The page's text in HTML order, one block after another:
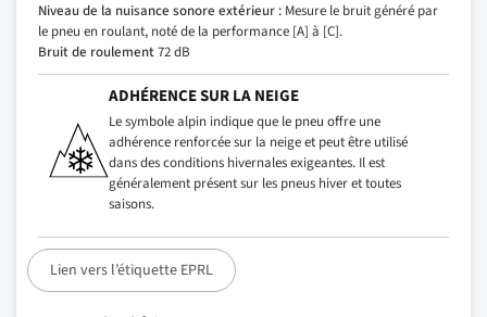
Niveau de la nuisance sonore extérieur : Mesure le bruit généré par
le pneu en roulant, noté de la performance [A] à [C].
Bruit de roulement72 dB
ADHÉRENCE SUR LA NEIGE
Le symbole alpin indique que le pneu offre une
adhérence renforcée sur la neige et peut être utilisé
dans des conditions hivernales exigeantes. Il est
généralement présent sur les pneus hiver et toutes
saisons.
Lien vers l’étiquette EPRL